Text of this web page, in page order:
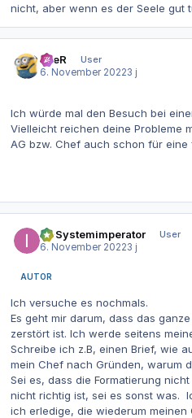
nicht, aber wenn es der Seele gut
eneR
User
6. November 20223 j
Ich würde mal den Besuch bei
Vielleicht reichen deine Probleme
AG bzw. Chef auch schon für
IT-Systemimperator
User
6. November 20223 j
AUTOR
Ich versuche es nochmals.
Es geht mir darum, dass das
zerstört ist. Ich werde seitens
Schreibe ich z.B, einen Brief, wie
mein Chef nach Gründen, warum
Sei es, dass die Formatierung
nicht richtig ist, sei es sonst was.
ich erledige, die wiederum